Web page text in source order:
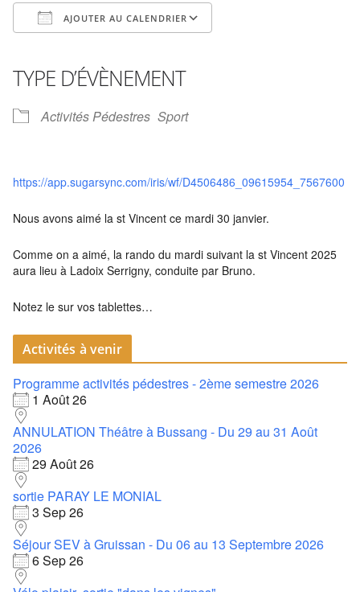
AJOUTER AU CALENDRIER
TYPE D’ÉVÈNEMENT
Activités Pédestres Sport
https://app.sugarsync.com/iris/wf/D4506486_09615954_7567600
Nous avons aimé la st Vincent ce mardi 30 janvier.
Comme on a aimé, la rando du mardi suivant la st Vincent 2025
aura lieu à Ladoix Serrigny, conduite par Bruno.
Notez le sur vos tablettes…
Activités à venir
Programme activités pédestres - 2ème semestre 2026
1 Août 26
ANNULATION Théâtre à Bussang - Du 29 au 31 Août
2026
29 Août 26
sortie PARAY LE MONIAL
3 Sep 26
Séjour SEV à Gruissan - Du 06 au 13 Septembre 2026
6 Sep 26